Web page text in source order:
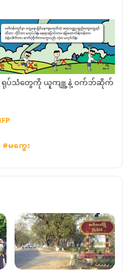
းနဲ့ ရုပ်သံတွေကို ယူကျူ့နဲ့ ဝက်ဘ်ဆိုက်
#မကွေး